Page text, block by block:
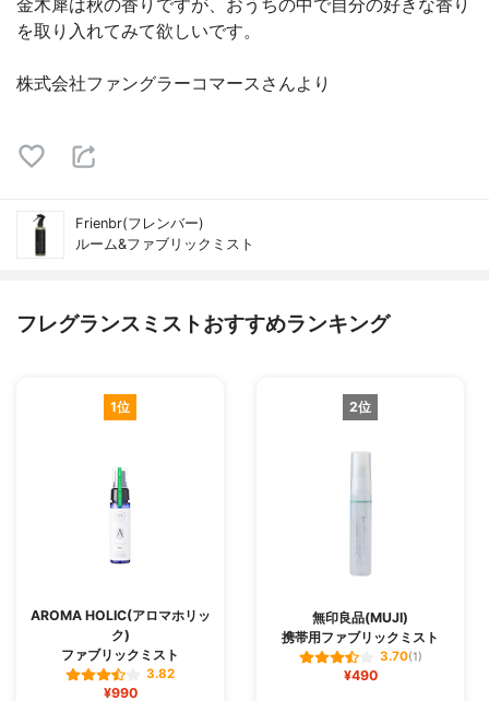
金木犀は秋の香りですが、おうちの中で自分の好きな香り
を取り入れてみて欲しいです。
株式会社ファングラーコマースさんより
Frienbr(フレンバー)
ルーム&ファブリックミスト
フレグランスミストおすすめランキング
1位
AROMA HOLIC(アロマホリッ
ク)
ファブリックミスト
3.82
¥990
2位
無印良品(MUJI)
携帯用ファブリックミスト
3.70(1)
¥490